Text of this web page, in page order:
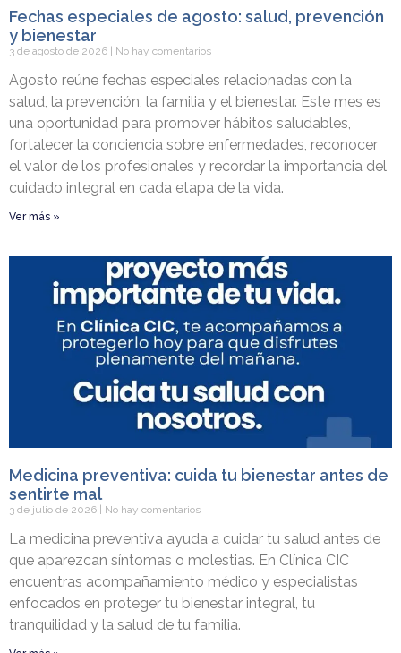
Fechas especiales de agosto: salud, prevención
y bienestar
3 de agosto de 2026 No hay comentarios
Agosto reúne fechas especiales relacionadas con la
salud, la prevención, la familia y el bienestar. Este mes es
una oportunidad para promover hábitos saludables,
fortalecer la conciencia sobre enfermedades, reconocer
el valor de los profesionales y recordar la importancia del
cuidado integral en cada etapa de la vida.
Ver más »
Medicina preventiva: cuida tu bienestar antes de
sentirte mal
3 de julio de 2026 No hay comentarios
La medicina preventiva ayuda a cuidar tu salud antes de
que aparezcan síntomas o molestias. En Clínica CIC
encuentras acompañamiento médico y especialistas
enfocados en proteger tu bienestar integral, tu
tranquilidad y la salud de tu familia.